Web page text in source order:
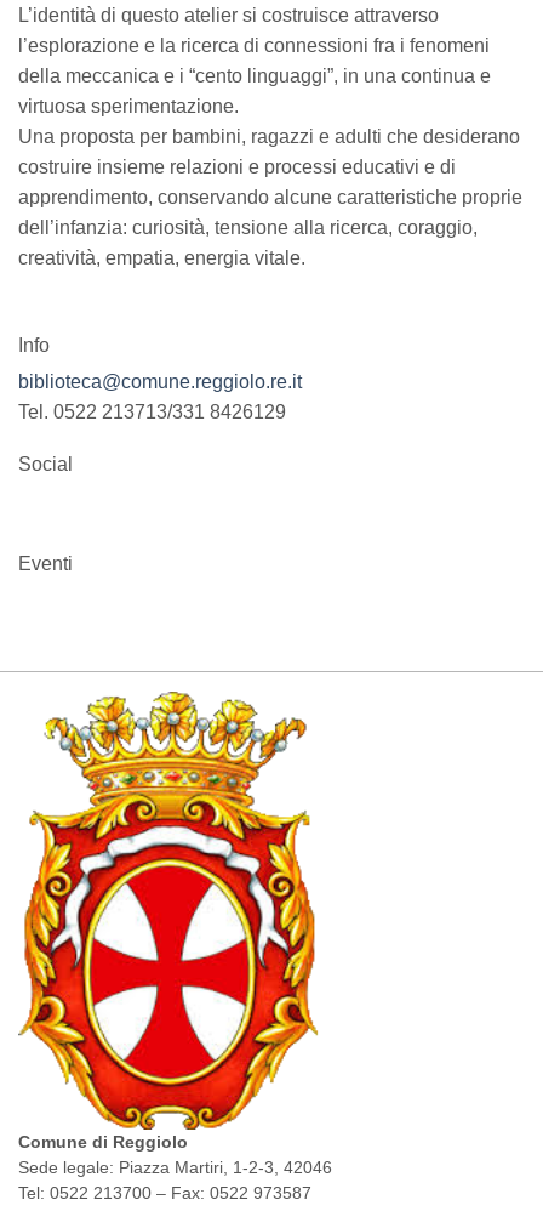
L’identità di questo atelier si costruisce attraverso
l’esplorazione e la ricerca di connessioni fra i fenomeni
della meccanica e i “cento linguaggi”, in una continua e
virtuosa sperimentazione.
Una proposta per bambini, ragazzi e adulti che desiderano
costruire insieme relazioni e processi educativi e di
apprendimento, conservando alcune caratteristiche proprie
dell’infanzia: curiosità, tensione alla ricerca, coraggio,
creatività, empatia, energia vitale.
Info
biblioteca@comune.reggiolo.re.it
Tel. 0522 213713/331 8426129
Social
Eventi
Comune di Reggiolo
Sede legale: Piazza Martiri, 1-2-3, 42046
Tel: 0522 213700 – Fax: 0522 973587